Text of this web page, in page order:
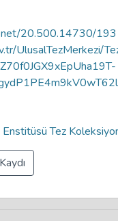
20.500.14730/193
UlusalTezMerkezi/
Tez